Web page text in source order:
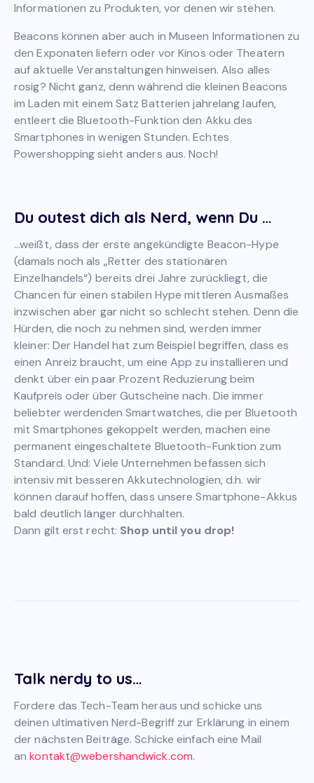
Informationen zu Produkten, vor denen wir stehen.
Beacons können aber auch in Museen Informationen zu
den Exponaten liefern oder vor Kinos oder Theatern
auf aktuelle Veranstaltungen hinweisen. Also alles
rosig? Nicht ganz, denn während die kleinen Beacons
im Laden mit einem Satz Batterien jahrelang laufen,
entleert die Bluetooth-Funktion den Akku des
Smartphones in wenigen Stunden. Echtes
Powershopping sieht anders aus. Noch!
Du outest dich als Nerd, wenn Du …
…weißt, dass der erste angekündigte Beacon-Hype
(damals noch als „Retter des stationären
Einzelhandels“) bereits drei Jahre zurückliegt, die
Chancen für einen stabilen Hype mittleren Ausmaßes
inzwischen aber gar nicht so schlecht stehen. Denn die
Hürden, die noch zu nehmen sind, werden immer
kleiner: Der Handel hat zum Beispiel begriffen, dass es
einen Anreiz braucht, um eine App zu installieren und
denkt über ein paar Prozent Reduzierung beim
Kaufpreis oder über Gutscheine nach. Die immer
beliebter werdenden Smartwatches, die per Bluetooth
mit Smartphones gekoppelt werden, machen eine
permanent eingeschaltete Bluetooth-Funktion zum
Standard. Und: Viele Unternehmen befassen sich
intensiv mit besseren Akkutechnologien, d.h. wir
können darauf hoffen, dass unsere Smartphone-Akkus
bald deutlich länger durchhalten.
Dann gilt erst recht: Shop until you drop!
Talk nerdy to us…
Fordere das Tech-Team heraus und schicke uns
deinen ultimativen Nerd-Begriff zur Erklärung in einem
der nächsten Beiträge. Schicke einfach eine Mail
ankontakt@webershandwick.com.